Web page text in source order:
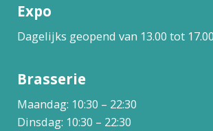
Expo
Dagelijks geopend van 13.00 tot
Brasserie
Maandag: 10:30 – 22:30
Dinsdag: 10:30 – 22:30